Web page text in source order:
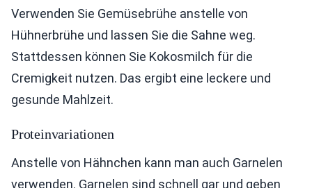
Verwenden Sie Gemüsebrühe anstelle von
Hühnerbrühe und lassen Sie die Sahne weg.
Stattdessen können Sie Kokosmilch für die
Cremigkeit nutzen. Das ergibt eine leckere und
gesunde Mahlzeit.
Proteinvariationen
Anstelle von Hähnchen kann man auch Garnelen
verwenden. Garnelen sind schnell gar und geben